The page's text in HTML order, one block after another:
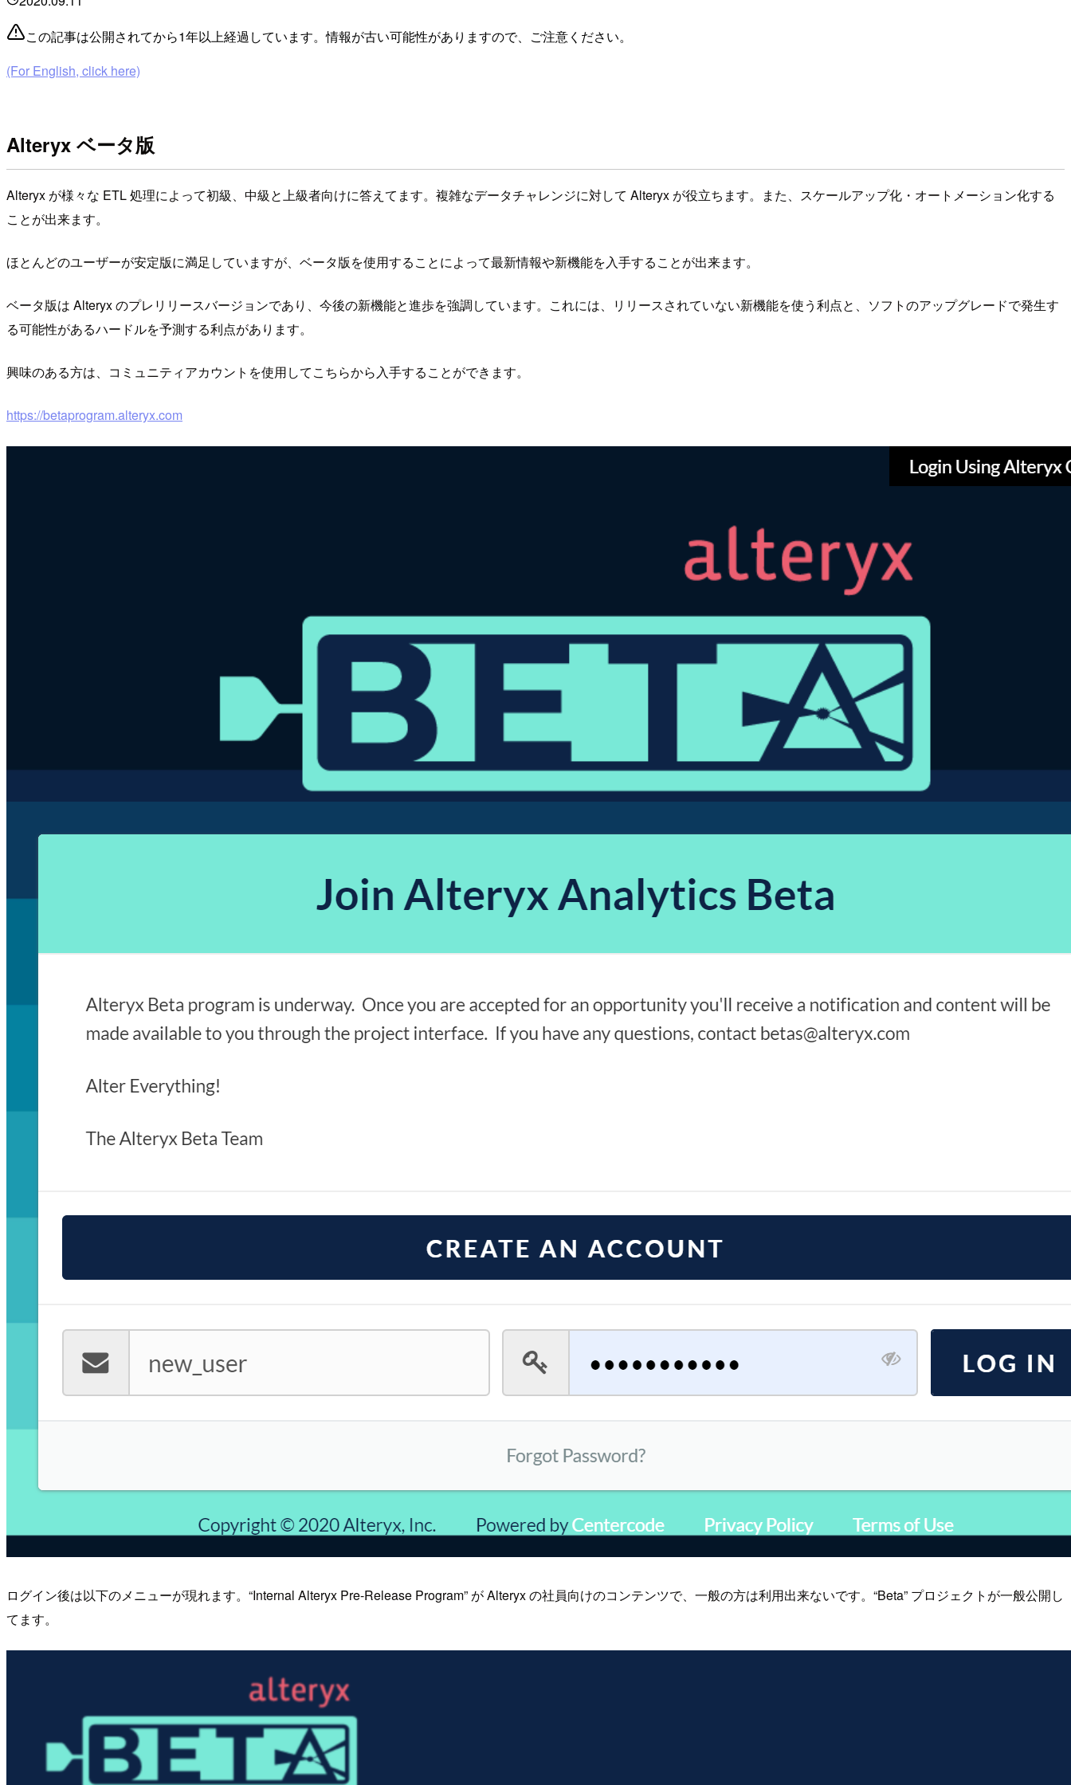
この記事は公開されてから1年以上経過しています。情報が古い可能性がありますので、ご注意ください。
(For English, click here)
Alteryx ベータ版
Alteryx が様々な ETL 処理によって初級、中級と上級者向けに答えてます。複雑なデータチャレンジに対して Alteryx が役立ちます。また、スケールアップ化・オートメーション化する
ことが出来ます。
ほとんどのユーザーが安定版に満足していますが、ベータ版を使用することによって最新情報や新機能を入手することが出来ます。
ベータ版は Alteryx のプレリリースバージョンであり、今後の新機能と進歩を強調しています。これには、リリースされていない新機能を使う利点と、ソフトのアップグレードで発生す
る可能性があるハードルを予測する利点があります。
興味のある方は、コミュニティアカウントを使用してこちらから入手することができます。
https://betaprogram.alteryx.com
ログイン後は以下のメニューが現れます。“Internal Alteryx Pre-Release Program” が Alteryx の社員向けのコンテンツで、一般の方は利用出来ないです。“Beta” プロジェクトが一般公開し
てます。